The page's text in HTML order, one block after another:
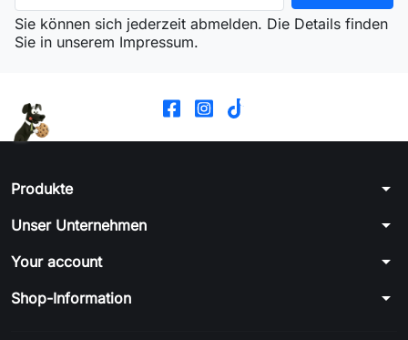
Sie können sich jederzeit abmelden. Die Details finden
Sie in unserem Impressum.
Produkte arrow_drop_down
Unser Unternehmen arrow_drop_down
Your account arrow_drop_down
Shop-Information arrow_drop_down